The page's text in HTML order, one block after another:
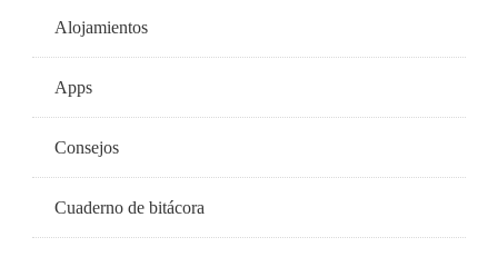
Alojamientos
Apps
Consejos
Cuaderno de bitácora